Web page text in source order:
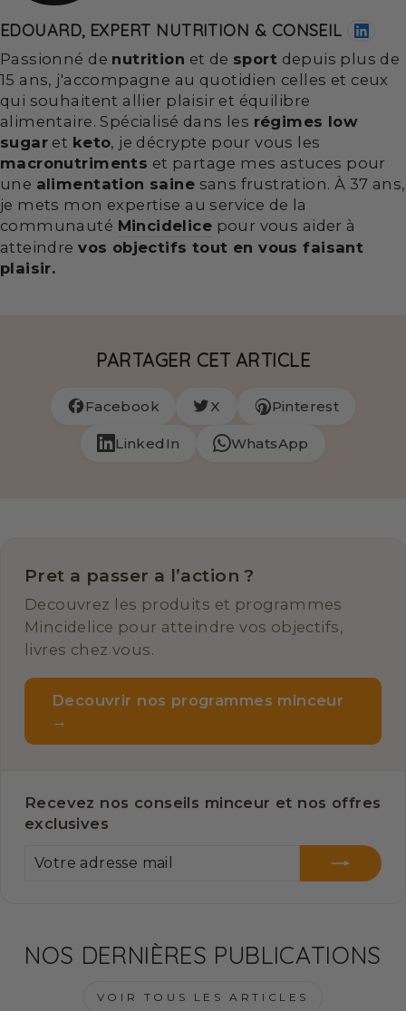
EDOUARD, EXPERT NUTRITION & CONSEIL
Passionné de nutrition et de sport depuis plus de
15 ans, j'accompagne au quotidien celles et ceux
qui souhaitent allier plaisir et équilibre
alimentaire. Spécialisé dans les régimes low
sugar et keto, je décrypte pour vous les
macronutriments et partage mes astuces pour
une alimentation saine sans frustration. À 37 ans,
je mets mon expertise au service de la
communauté Mincidelice pour vous aider à
atteindrevos objectifs tout en vous faisant
plaisir.
PARTAGER CET ARTICLE
Facebook X Pinterest
LinkedIn WhatsApp
Pret a passer a l’action ?
Decouvrez les produits et programmes
Mincidelice pour atteindre vos objectifs,
livres chez vous.
Decouvrir nos programmes minceur
→
Recevez nos conseils minceur et nos offres
exclusives
ADRESSE
NOS DERNIÈRES PUBLICATIONS
VOIR TOUS LES ARTICLES